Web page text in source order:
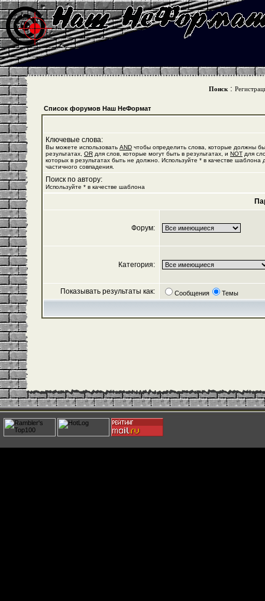
Поиск :
Список форумов Наш НеФормат
Ключевые слова:
Вы можете использовать AND чтобы определить слова, которые должны
результатах, OR для слов, которые могут быть в результатах, и NOT для
которых в результатах быть не должно. Используйте * в качестве шаблона
частичного совпадения.
Поиск по автору:
Используйте * в качестве шаблона
Форум:
Категория:
Показывать результаты как: Сообщения Темы